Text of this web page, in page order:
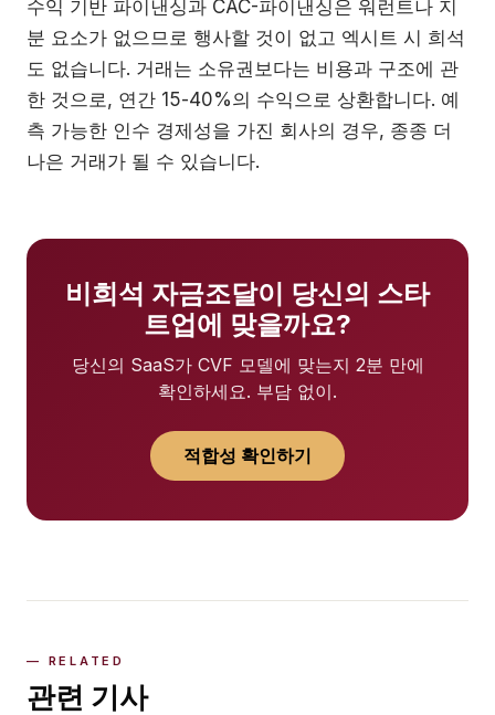
수익 기반 파이낸싱과 CAC-파이낸싱은 워런트나 지
분 요소가 없으므로 행사할 것이 없고 엑시트 시 희석
도 없습니다. 거래는 소유권보다는 비용과 구조에 관
한 것으로, 연간 15-40%의 수익으로 상환합니다. 예
측 가능한 인수 경제성을 가진 회사의 경우, 종종 더
나은 거래가 될 수 있습니다.
비희석 자금조달이 당신의 스타
트업에 맞을까요?
당신의 SaaS가 CVF 모델에 맞는지 2분 만에
확인하세요. 부담 없이.
적합성 확인하기
관련 기사